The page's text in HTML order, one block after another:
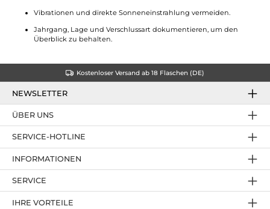
Vibrationen und direkte Sonneneinstrahlung vermeiden.
Jahrgang, Lage und Verschlussart dokumentieren, um den
Überblick zu behalten.
Kostenloser Versand ab 18 Flaschen (DE)
NEWSLETTER
SERVICE-HOTLINE
IHRE VORTEILE
ÜBER UNS
INFORMATIONEN
SERVICE